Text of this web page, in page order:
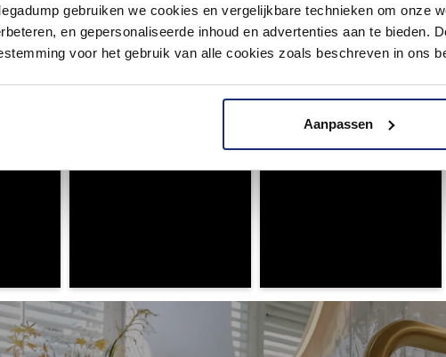
gebruiken we cookies en vergelijkbare technieken om onze
en gepersonaliseerde inhoud en advertenties aan te bieden.
voor het gebruik van alle cookies zoals beschreven in ons
Aanpassen
van delen. Deel jouw badkamer op Instagram met
omgeving vol met unieke badkamerstijlen.